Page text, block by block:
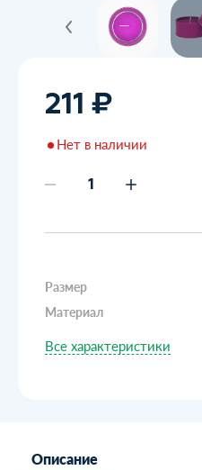
211 ₽
Нет в наличии
Размер
Материал
Все характеристики
Описание